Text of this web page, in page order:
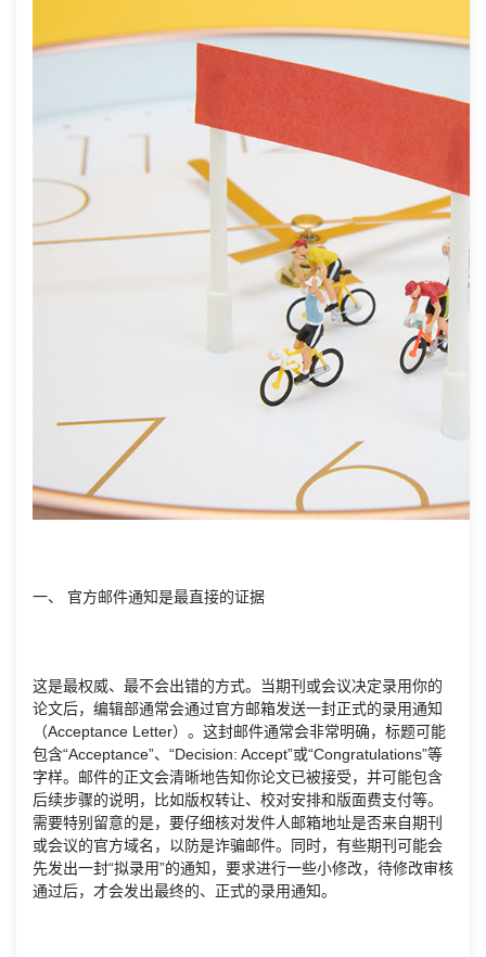
一、 官方邮件通知是最直接的证据
这是最权威、最不会出错的方式。当期刊或会议决定录用你的
论文后，编辑部通常会通过官方邮箱发送一封正式的录用通知
（Acceptance Letter）。这封邮件通常会非常明确，标题可能
包含“Acceptance”、“Decision: Accept”或“Congratulations”等
字样。邮件的正文会清晰地告知你论文已被接受，并可能包含
后续步骤的说明，比如版权转让、校对安排和版面费支付等。
需要特别留意的是，要仔细核对发件人邮箱地址是否来自期刊
或会议的官方域名，以防是诈骗邮件。同时，有些期刊可能会
先发出一封“拟录用”的通知，要求进行一些小修改，待修改审核
通过后，才会发出最终的、正式的录用通知。